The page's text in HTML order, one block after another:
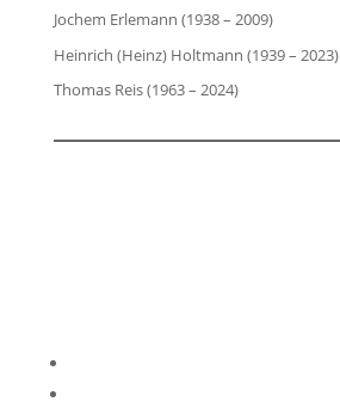
Jochem Erlemann (1938 – 2009)
Heinrich (Heinz) Holtmann (1939 – 2023)
Thomas Reis (1963 – 2024)